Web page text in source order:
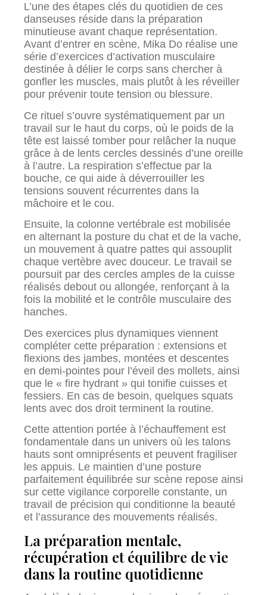
L’une des étapes clés du quotidien de ces
danseuses réside dans la préparation
minutieuse avant chaque représentation.
Avant d’entrer en scène, Mika Do réalise une
série d’exercices d’activation musculaire
destinée à délier le corps sans chercher à
gonfler les muscles, mais plutôt à les réveiller
pour prévenir toute tension ou blessure.
Ce rituel s’ouvre systématiquement par un
travail sur le haut du corps, où le poids de la
tête est laissé tomber pour relâcher la nuque
grâce à de lents cercles dessinés d’une oreille
à l’autre. La respiration s’effectue par la
bouche, ce qui aide à déverrouiller les
tensions souvent récurrentes dans la
mâchoire et le cou.
Ensuite, la colonne vertébrale est mobilisée
en alternant la posture du chat et de la vache,
un mouvement à quatre pattes qui assouplit
chaque vertèbre avec douceur. Le travail se
poursuit par des cercles amples de la cuisse
réalisés debout ou allongée, renforçant à la
fois la mobilité et le contrôle musculaire des
hanches.
Des exercices plus dynamiques viennent
compléter cette préparation : extensions et
flexions des jambes, montées et descentes
en demi-pointes pour l’éveil des mollets, ainsi
que le « fire hydrant » qui tonifie cuisses et
fessiers. En cas de besoin, quelques squats
lents avec dos droit terminent la routine.
Cette attention portée à l’échauffement est
fondamentale dans un univers où les talons
hauts sont omniprésents et peuvent fragiliser
les appuis. Le maintien d’une posture
parfaitement équilibrée sur scène repose ainsi
sur cette vigilance corporelle constante, un
travail de précision qui conditionne la beauté
et l’assurance des mouvements réalisés.
La préparation mentale,
récupération et équilibre de vie
dans la routine quotidienne